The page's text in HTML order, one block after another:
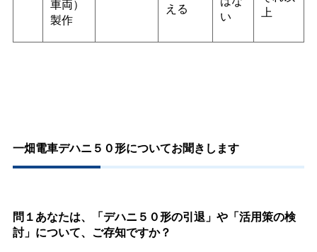
車両）
製作
える
い
上
一畑電車デハニ５０形についてお聞きします
問１あなたは、「デハニ５０形の引退」や「活用策の検
討」について、ご存知ですか？